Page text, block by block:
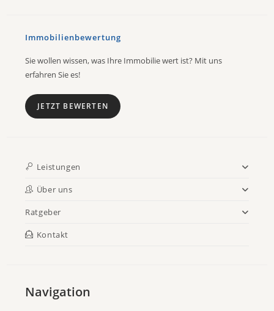
Immobilienbewertung
Sie wollen wissen, was Ihre Immobilie wert ist? Mit uns
erfahren Sie es!
JETZT BEWERTEN
Leistungen
Über uns
Ratgeber
Kontakt
Navigation